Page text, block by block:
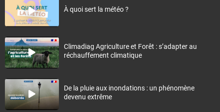
À quoi sert la météo ?
Climadiag Agriculture et Forêt : s’adapter au
réchauffement climatique
De la pluie aux inondations : un phénomène
devenu extrême